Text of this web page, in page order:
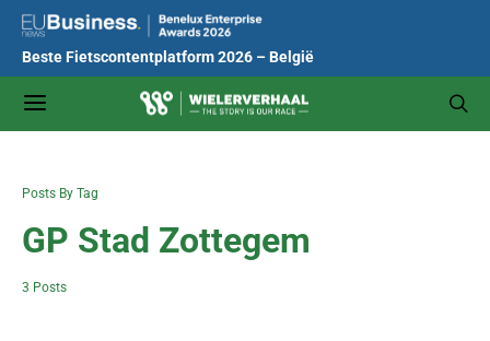
Beste Fietscontentplatform 2026 – België
Posts By Tag
GP Stad Zottegem
3 Posts